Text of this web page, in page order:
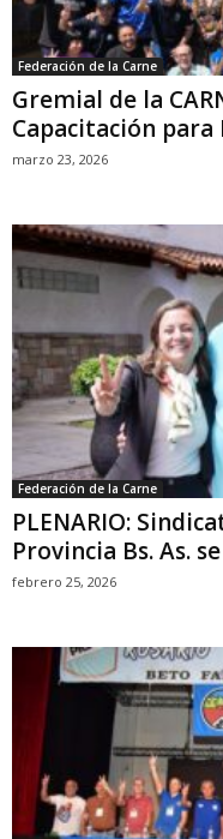
Federación de la Carne
Gremial de la
Capacitación para
marzo 23, 2026
Federación de la Carne
PLENARIO:
Provincia Bs. As.
febrero 25, 2026